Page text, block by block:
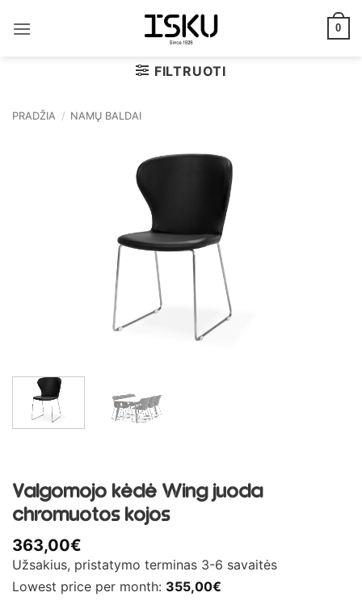
0
FILTRUOTI
PRADŽIA / NAMŲ BALDAI
Valgomojo kėdė Wing juoda
chromuotos kojos
363,00€
Užsakius, pristatymo terminas 3-6 savaitės
Lowest price per month: 355,00€